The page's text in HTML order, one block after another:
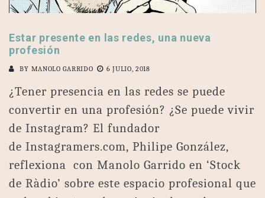
Estar presente en las redes, una nueva
profesión
BY MANOLO GARRIDO 6 JULIO, 2018
¿Tener presencia en las redes se puede
convertir en una profesión? ¿Se puede vivir
de Instagram? El fundador
de Instagramers.com, Philipe González,
reflexiona con Manolo Garrido en ‘Stock
de Ràdio’ sobre este espacio profesional que